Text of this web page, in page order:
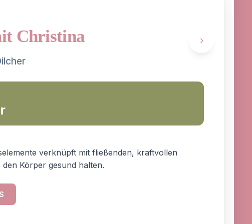
Christina
verknüpft mit fließenden, kraftvollen
den Körper gesund halten.
›